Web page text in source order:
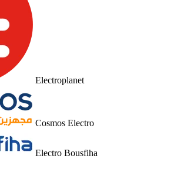
Electroplanet
Cosmos Electro
Electro Bousfiha